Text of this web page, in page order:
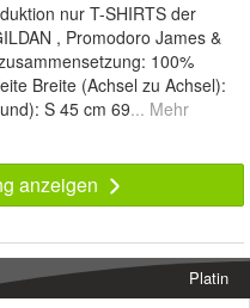
nur T-SHIRTS der
, Promodoro James &
100%
Breite (Achsel zu Achsel):
S 45 cm 69... Mehr
anzeigen
Platin